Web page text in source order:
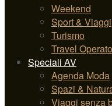
Weekend
Sport & Viaggi
Turismo
Travel
Speciali AV
Agenda Moda
Spazi &
Viaggi senza